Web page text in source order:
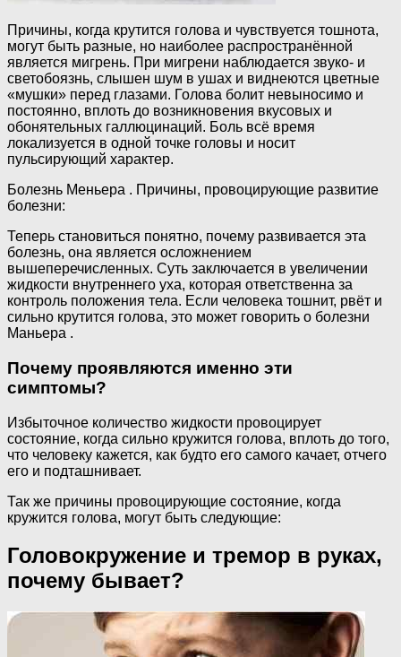
Причины, когда крутится голова и чувствуется тошнота,
могут быть разные, но наиболее распространённой
является мигрень. При мигрени наблюдается звуко- и
светобоязнь, слышен шум в ушах и виднеются цветные
«мушки» перед глазами. Голова болит невыносимо и
постоянно, вплоть до возникновения вкусовых и
обонятельных галлюцинаций. Боль всё время
локализуется в одной точке головы и носит
пульсирующий характер.
Болезнь Меньера . Причины, провоцирующие развитие
болезни:
Теперь становиться понятно, почему развивается эта
болезнь, она является осложнением
вышеперечисленных. Суть заключается в увеличении
жидкости внутреннего уха, которая ответственна за
контроль положения тела. Если человека тошнит, рвёт и
сильно крутится голова, это может говорить о болезни
Маньера .
Почему проявляются именно эти
симптомы?
Избыточное количество жидкости провоцирует
состояние, когда сильно кружится голова, вплоть до того,
что человеку кажется, как будто его самого качает, отчего
его и подташнивает.
Так же причины провоцирующие состояние, когда
кружится голова, могут быть следующие:
Головокружение и тремор в руках,
почему бывает?